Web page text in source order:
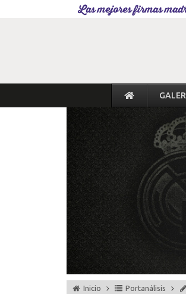
Las mejores firmas
Inicio Portanálisis